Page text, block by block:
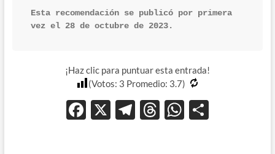
Esta recomendación se publicó por primera
vez el 28 de octubre de 2023.
¡Haz clic para puntuar esta entrada!
(Votos: 3 Promedio: 3.7)
F X T T W